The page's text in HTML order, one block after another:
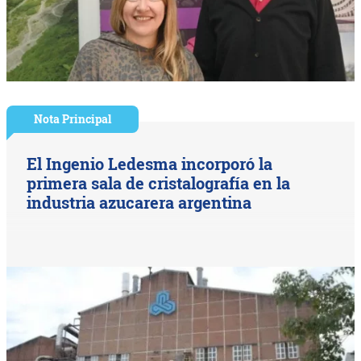
Nota Principal
El Ingenio Ledesma incorporó la
primera sala de cristalografía en la
industria azucarera argentina